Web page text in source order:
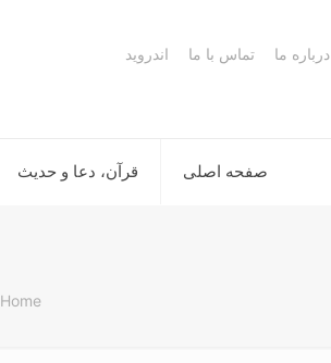
صفحه اصلی قرآن، دعا و حدیث
درباره ما تماس با ما اندروید
Home